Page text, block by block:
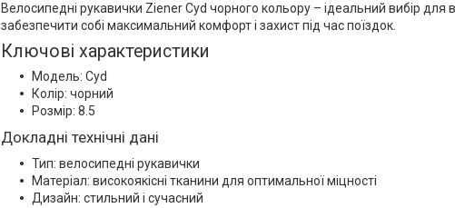
Велосипедні рукавички Ziener Cyd чорного кольору – ідеальний вибір для
забезпечити собі максимальний комфорт і захист під час поїздок.
Ключові характеристики
Модель: Cyd
Колір: чорний
Розмір: 8.5
Докладні технічні дані
Тип: велосипедні рукавички
Матеріал: високоякісні тканини для оптимальної міцності
Дизайн: стильний і сучасний